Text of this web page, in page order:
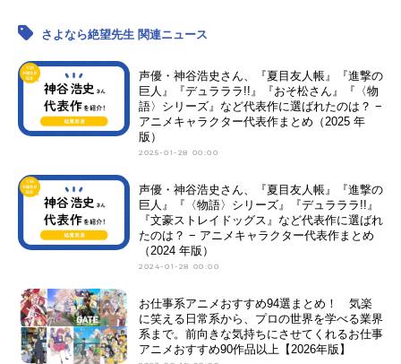
さよなら絶望先生 関連ニュース
声優・神谷浩史さん、『夏目友人帳』『進撃の
巨人』『デュラララ!!』『おそ松さん』『〈物
語〉シリーズ』など代表作に選ばれたのは？ −
アニメキャラクター代表作まとめ（2025 年
版）
2025-01-28 00:00
声優・神谷浩史さん、『夏目友人帳』『進撃の
巨人』『〈物語〉シリーズ』『デュラララ!!』
『文豪ストレイドッグス』など代表作に選ばれ
たのは？ − アニメキャラクター代表作まとめ
（2024 年版）
2024-01-28 00:00
お仕事系アニメおすすめ94選まとめ！ 気楽
に笑える日常系から、プロの世界を学べる業界
系まで。前向きな気持ちにさせてくれるお仕事
アニメおすすめ90作品以上【2026年版】